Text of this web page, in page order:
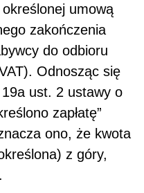
umową
zakończenia
do odbioru
Odnosząc się
ust. 2 ustawy o
zapłatę”
ono, że kwota
z góry,